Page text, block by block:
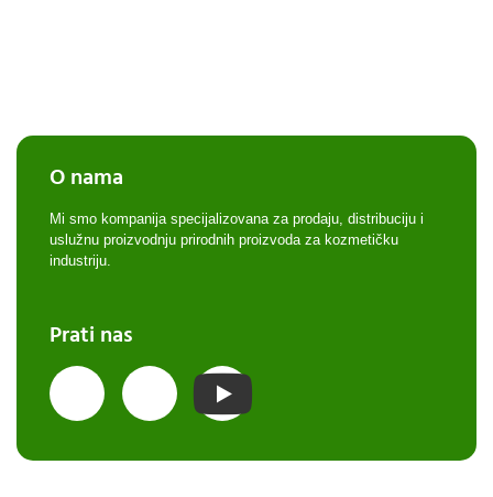
O nama
Mi smo kompanija specijalizovana za prodaju, distribuciju i
uslužnu proizvodnju prirodnih proizvoda za kozmetičku
industriju.
Prati nas